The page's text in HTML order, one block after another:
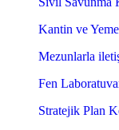
Kantin ve
Mezunlarla
Fen
Stratejik Plan